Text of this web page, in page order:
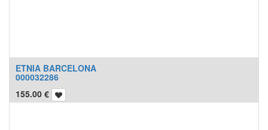
ETNIA BARCELONA
000032286
155.00 €